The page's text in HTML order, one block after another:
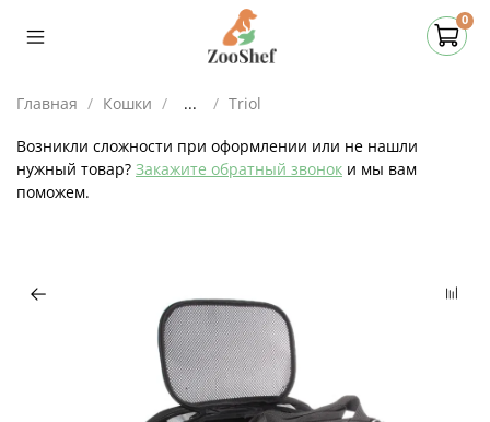
0
Главная Кошки ... Triol
Возникли сложности при оформлении или не нашли
нужный товар? Закажите обратный звонок и мы вам
поможем.